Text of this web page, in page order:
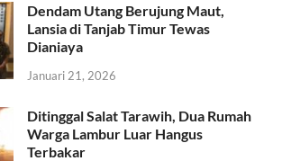
Dendam Utang Berujung Maut,
Lansia di Tanjab Timur Tewas
Dianiaya
Januari 21, 2026
Ditinggal Salat Tarawih, Dua Rumah
Warga Lambur Luar Hangus
Terbakar